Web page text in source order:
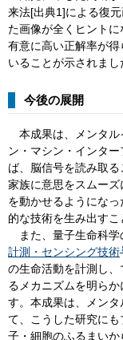
来法[出典1]による復
た画像が全くヒント
有意に高い正解率が
いることが示されまし
今後の展開
本成果は、メンタル
ン・マシン・インタ
ば、脳信号を読み取
家族に意思をスムー
を動かせるようにな
的な技術を生み出すこ
また、量子生命科学
計測・センシング技術
の生命活動を計測し
るメカニズムを明ら
す。本成果は、メン
て、こうした研究に
子・細胞のふるまい